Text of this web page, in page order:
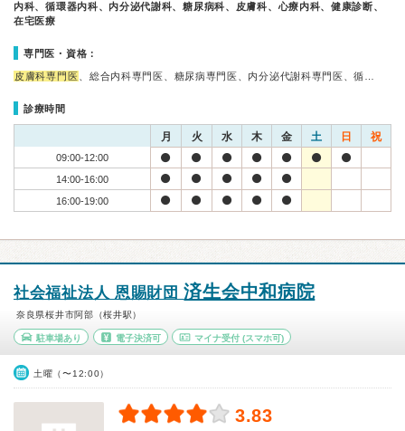
内科、循環器内科、内分泌代謝科、糖尿病科、皮膚科、心療内科、健康診断、
在宅医療
専門医・資格：
皮膚科専門医 、総合内科専門医、糖尿病専門医、内分泌代謝科専門医、循…
診療時間
月 火 水 木 金 土 日 祝
09:00-12:00
14:00-16:00
16:00-19:00
社会福祉法人 恩賜財団済生会中和病院
奈良県桜井市阿部（桜井駅）
駐車場あり 電子決済可 マイナ受付 (スマホ可)
土曜（〜12:00）
3.83